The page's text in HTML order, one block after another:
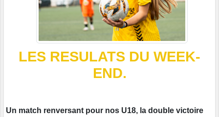
LES RESULATS DU WEEK-
END.
Un match renversant pour nos U18, la double victoire